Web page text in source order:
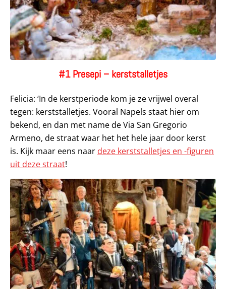
#1 Presepi – kerststalletjes
Felicia: ‘In de kerstperiode kom je ze vrijwel overal
tegen: kerststalletjes. Vooral Napels staat hier om
bekend, en dan met name de Via San Gregorio
Armeno, de straat waar het het hele jaar door kerst
is. Kijk maar eens naar deze kerststalletjes en -figuren
uit deze straat!